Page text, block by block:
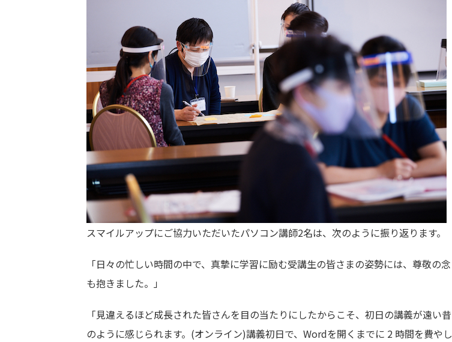
スマイルアップにご協力いただいたパソコン講師2名は、次のように振り返ります。
「日々の忙しい時間の中で、真摯に学習に励む受講生の皆さまの姿勢には、尊敬の念
も抱きました。」
「見違えるほど成長された皆さんを目の当たりにしたからこそ、初日の講義が遠い昔
のように感じられます。(オンライン)講義初日で、Wordを開くまでに 2 時間を費やし